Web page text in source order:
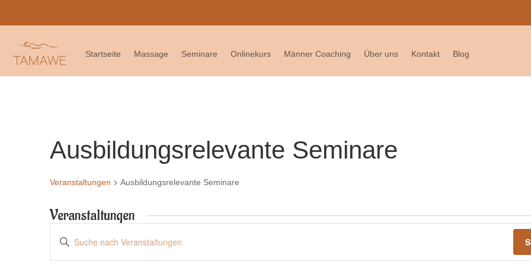
Startseite Massage Seminare Onlinekurs Männer Coaching Über uns Kontakt Blog
Ausbildungsrelevante Seminare
Veranstaltungen Ausbildungsrelevante Seminare
Veranstaltungen
Suche
Bitte